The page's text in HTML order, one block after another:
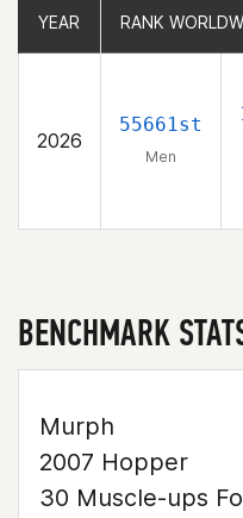
YEAR RANK
2026
55661st
Men
YEAR RANK
BENCHMARK
Murph
2007 Hopper
30 Muscle-ups